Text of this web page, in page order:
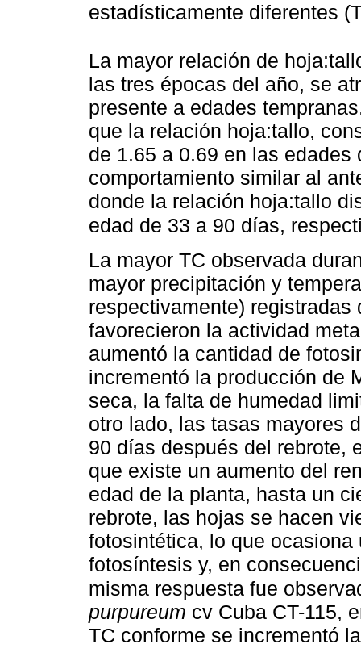
estadísticamente diferentes
La mayor relación de
las tres épocas del año, se
presente a edades
que la relación hoja:tallo,
de 1.65 a 0.69 en las
comportamiento similar al
donde la relación hoja:tallo
edad de 33 a 90 días,
La mayor TC observada
mayor precipitación y
respectivamente)
favorecieron la actividad
aumentó la cantidad de
incrementó la producción de
seca, la falta de humedad
otro lado, las tasas mayores
90 días después del rebrote,
que existe un aumento del
edad de la planta, hasta un
rebrote, las hojas se hacen
fotosintética, lo que
fotosíntesis y, en
misma respuesta fue
purpureum cv Cuba CT-115,
TC conforme se incrementó